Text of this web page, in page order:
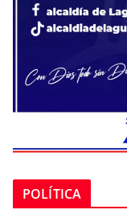
POLÍTICA